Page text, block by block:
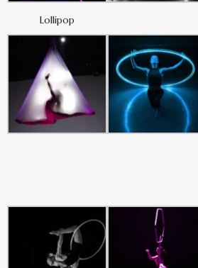
Lollipop